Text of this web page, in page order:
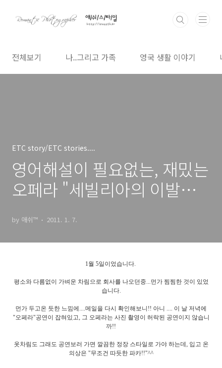
전체보기 나..그리고 가족 영국 생활 이야기
ETC story/ETC stories....
영어해설이 필요없는, 재밌는
오페라 "세빌리아의 이발사"
만 사진/동영상!
by 애쉬™ 2011. 1. 7.
1월 5일이었습니다.
평소와 다름없이 가벼운 차림으로 회사를 나오던중...먼가 찜찜한 것이 있었
습니다.
먼가 두고온 듯한 느낌에....메일을 다시 확인해보니!! 아니 .... 이 날 저녁에
"오페라"공연이 잡혀있고, 그 오페라는 사진 촬영이 허락된 공연이지 않습니
까!!
옷차림도 그래도 공연보러 가면 깔끔한 정장 스타일로 가야 하는데, 입고 온
의상은 "무조건 따듯한 파카!!"^^